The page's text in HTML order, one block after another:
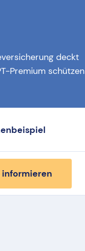
deckt
Premium schützen